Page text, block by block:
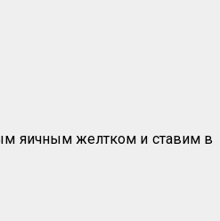
яичным желтком и ставим в